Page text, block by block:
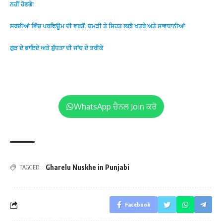
ਨਹੀਂ ਹੋਣਗੇ!
ਸਰਦੀਆਂ ਵਿੱਚ ਪਰਫਿਊਮ ਦੀ ਵਰਤੋਂ: ਚਮੜੀ ਤੇ ਸਿਹਤ ਲਈ ਖਤਰੇ ਅਤੇ ਸਾਵਧਾਨੀਆਂ
ਗੁੜ ਦੇ ਫਾਇਦੇ ਅਤੇ ਸ਼ੁੱਧਤਾ ਦੀ ਜਾਂਚ ਦੇ ਤਰੀਕੇ
WhatsApp ਚੈਨਲ Join ਕਰੋ
TAGGED: Gharelu Nuskhe in Punjabi
Facebook